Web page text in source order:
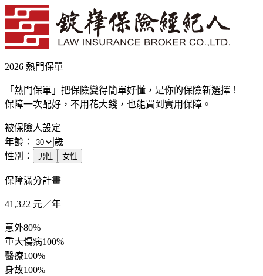
2026 熱門保單
「熱門保單」把保險變得簡單好懂，是你的保險新選擇！
保障一次配好，不用花大錢，也能買到實用保障。
被保險人設定
年齡：
歲
性別：
男性 女性
保障滿分計畫
41,322 元／年
意外80%
重大傷病100%
醫療100%
身故100%